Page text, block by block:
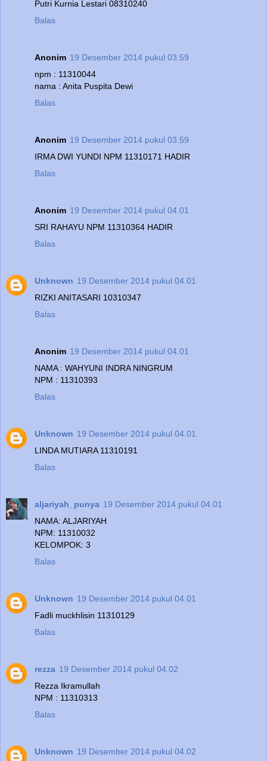
Putri Kurnia Lestari 08310240
Balas
Anonim 19 Desember 2014 pukul 03.59
npm : 11310044
nama : Anita Puspita Dewi
Balas
Anonim 19 Desember 2014 pukul 03.59
IRMA DWI YUNDI NPM 11310171 HADIR
Balas
Anonim 19 Desember 2014 pukul 04.01
SRI RAHAYU NPM 11310364 HADIR
Balas
Unknown 19 Desember 2014 pukul 04.01
RIZKI ANITASARI 10310347
Balas
Anonim 19 Desember 2014 pukul 04.01
NAMA : WAHYUNI INDRA NINGRUM
NPM : 11310393
Balas
Unknown 19 Desember 2014 pukul 04.01
LINDA MUTIARA 11310191
Balas
aljariyah_punya 19 Desember 2014 pukul 04.01
NAMA: ALJARIYAH
NPM: 11310032
KELOMPOK: 3
Balas
Unknown 19 Desember 2014 pukul 04.01
Fadli muckhlisin 11310129
Balas
rezza 19 Desember 2014 pukul 04.02
Rezza Ikramullah
NPM : 11310313
Balas
Unknown 19 Desember 2014 pukul 04.02